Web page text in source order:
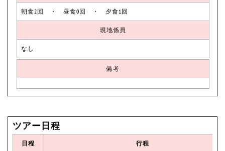
朝食2回 ・ 昼食0回 ・ 夕食1回
現地係員
なし
備考
ツアー日程
日程 行程